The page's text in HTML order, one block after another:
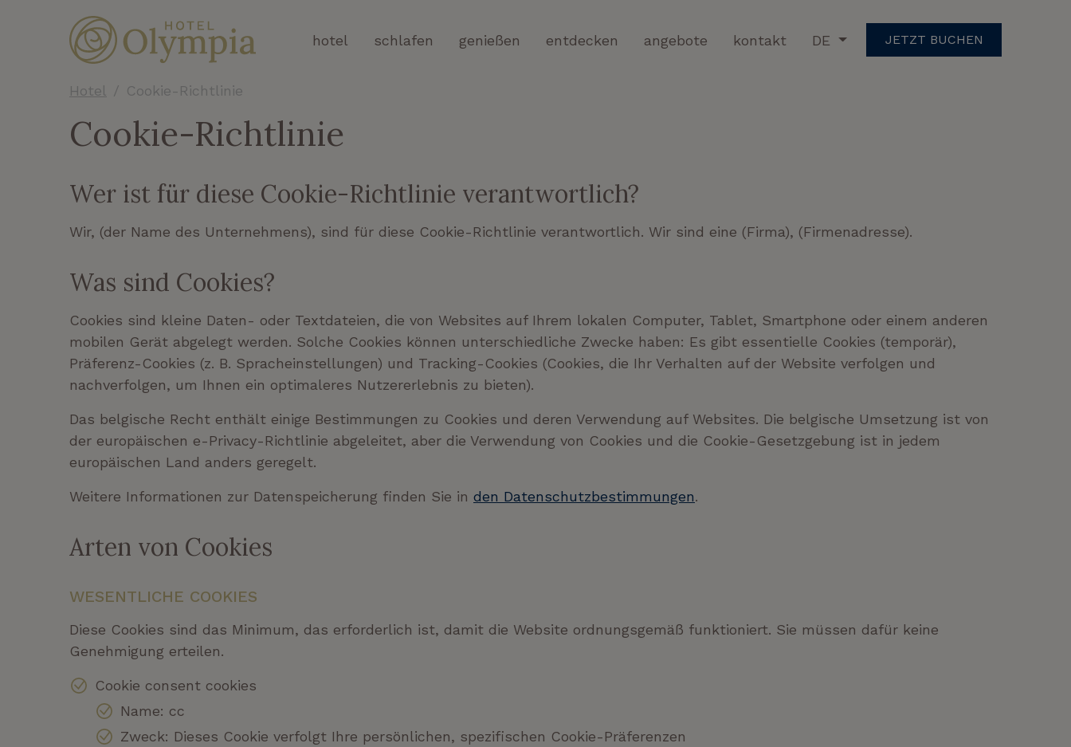
hotel schlafen genießen entdecken angebote kontakt DE JETZT BUCHEN
Hotel Cookie-Richtlinie
Cookie-Richtlinie
Wer ist für diese Cookie-Richtlinie verantwortlich?
Wir, (der Name des Unternehmens), sind für diese Cookie-Richtlinie verantwortlich. Wir sind eine (Firma), (Firmenadresse).
Was sind Cookies?
Cookies sind kleine Daten- oder Textdateien, die von Websites auf Ihrem lokalen Computer, Tablet, Smartphone oder einem anderen
mobilen Gerät abgelegt werden. Solche Cookies können unterschiedliche Zwecke haben: Es gibt essentielle Cookies (temporär),
Präferenz-Cookies (z. B. Spracheinstellungen) und Tracking-Cookies (Cookies, die Ihr Verhalten auf der Website verfolgen und
nachverfolgen, um Ihnen ein optimaleres Nutzererlebnis zu bieten).
Das belgische Recht enthält einige Bestimmungen zu Cookies und deren Verwendung auf Websites. Die belgische Umsetzung ist von
der europäischen e-Privacy-Richtlinie abgeleitet, aber die Verwendung von Cookies und die Cookie-Gesetzgebung ist in jedem
europäischen Land anders geregelt.
Weitere Informationen zur Datenspeicherung finden Sie in den Datenschutzbestimmungen.
Arten von Cookies
WESENTLICHE COOKIES
Diese Cookies sind das Minimum, das erforderlich ist, damit die Website ordnungsgemäß funktioniert. Sie müssen dafür keine
Genehmigung erteilen.
Cookie consent cookies
Name: cc
Zweck: Dieses Cookie verfolgt Ihre persönlichen, spezifischen Cookie-Präferenzen